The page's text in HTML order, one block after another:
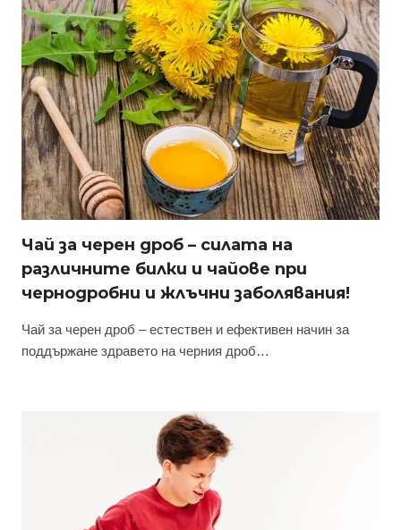
Чай за черен дроб – силата на
различните билки и чайове при
чернодробни и жлъчни заболявания!
Чай за черен дроб – естествен и ефективен начин за
поддържане здравето на черния дроб…